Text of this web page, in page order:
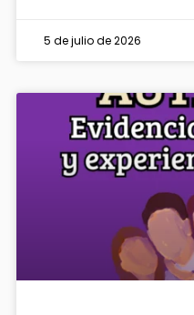
5 de julio de 2026